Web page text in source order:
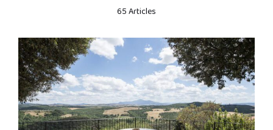
65 Articles